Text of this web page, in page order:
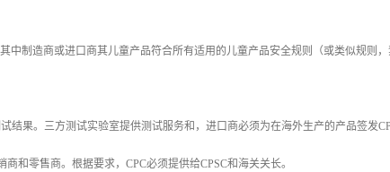
中制造商或进口商其儿童产品符合所有适用的儿童产品安全规则（或类似规则
结果。三方测试实验室提供测试服务和，进口商必须为在海外生产的产品签发
商和零售商。根据要求，CPC必须提供给CPSC和海关关长。